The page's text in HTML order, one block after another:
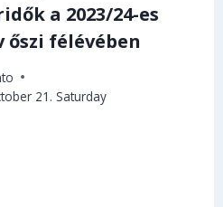
a 2023/24-es
őszi félévében
21. Saturday